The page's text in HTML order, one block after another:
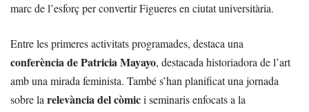
marc de l’esforç per convertir Figueres en ciutat universitària.
Entre les primeres activitats programades, destaca una
conferència de Patricia Mayayo, destacada historiadora de l’art
amb una mirada feminista. També s’han planificat una jornada
sobre larelevància del còmici seminaris enfocats a la